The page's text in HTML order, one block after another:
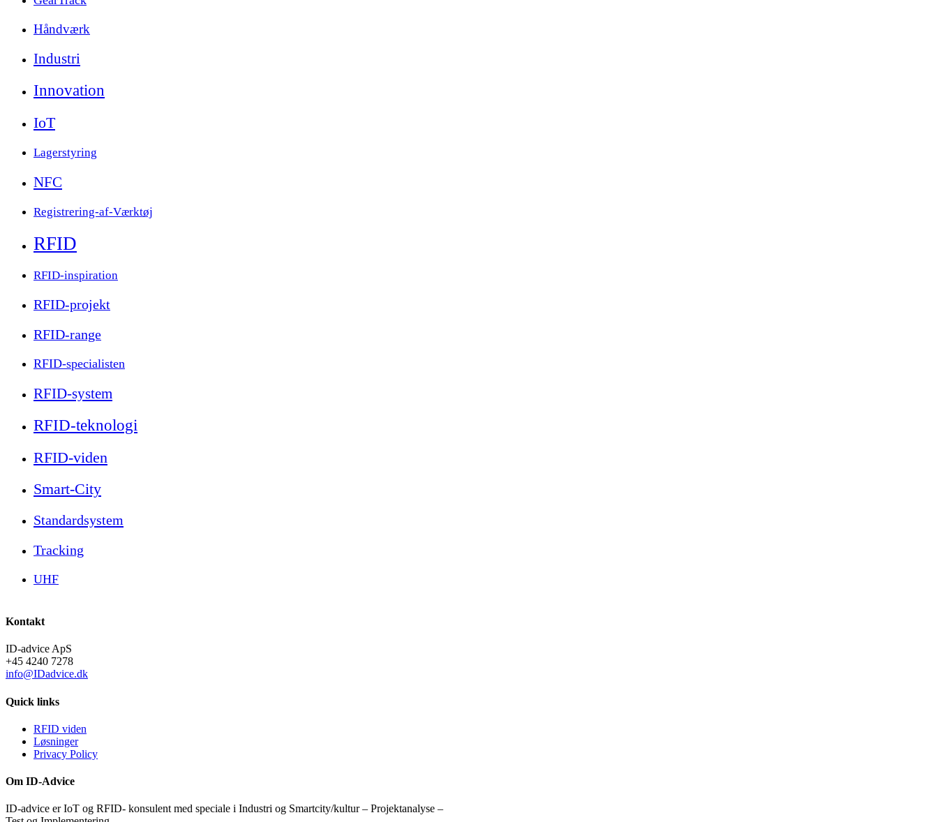
Håndværk
Industri
Innovation
IoT
Lagerstyring
NFC
Registrering-af-Værktøj
RFID
RFID-inspiration
RFID-projekt
RFID-range
RFID-specialisten
RFID-system
RFID-teknologi
RFID-viden
Smart-City
Standardsystem
Tracking
UHF
Kontakt
ID-advice ApS
+45 4240 7278
info@IDadvice.dk
Quick links
RFID viden
Løsninger
Privacy Policy
Om ID-Advice
ID-advice er IoT og RFID- konsulent med speciale i Industri og Smartcity/kultur – Projektanalyse –